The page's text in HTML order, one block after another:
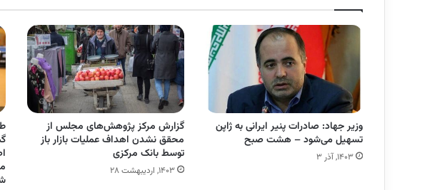
وزیر جهاد: صادرات پنیر ایرانی به ژاپن
تسهیل می‌شود – هشت صبح
۱۴۰۳, آذر ۳
گزارش مرکز پژوهش‌های مجلس از
محقق نشدن اهداف عملیات بازار باز
توسط بانک مرکزی
۱۴۰۳, اردیبهشت ۲۸